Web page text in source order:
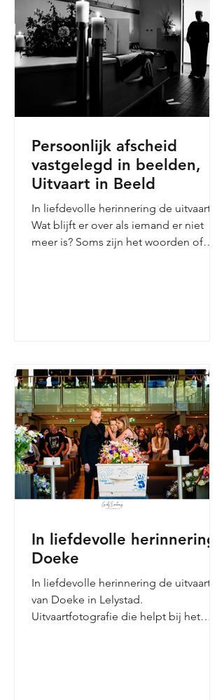
Persoonlijk afscheid
vastgelegd in beelden,
Uitvaart in Beeld
In liefdevolle herinnering de uitvaart
Wat blijft er over als iemand er niet
meer is? Soms zijn het woorden of
In liefdevolle herinnering,
Doeke
In liefdevolle herinnering de uitvaart
van Doeke in Lelystad.
Uitvaartfotografie die helpt bij het